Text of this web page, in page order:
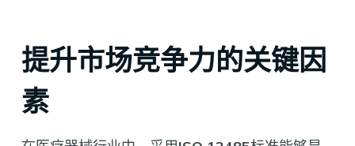
提升市场竞争力的关键因
素